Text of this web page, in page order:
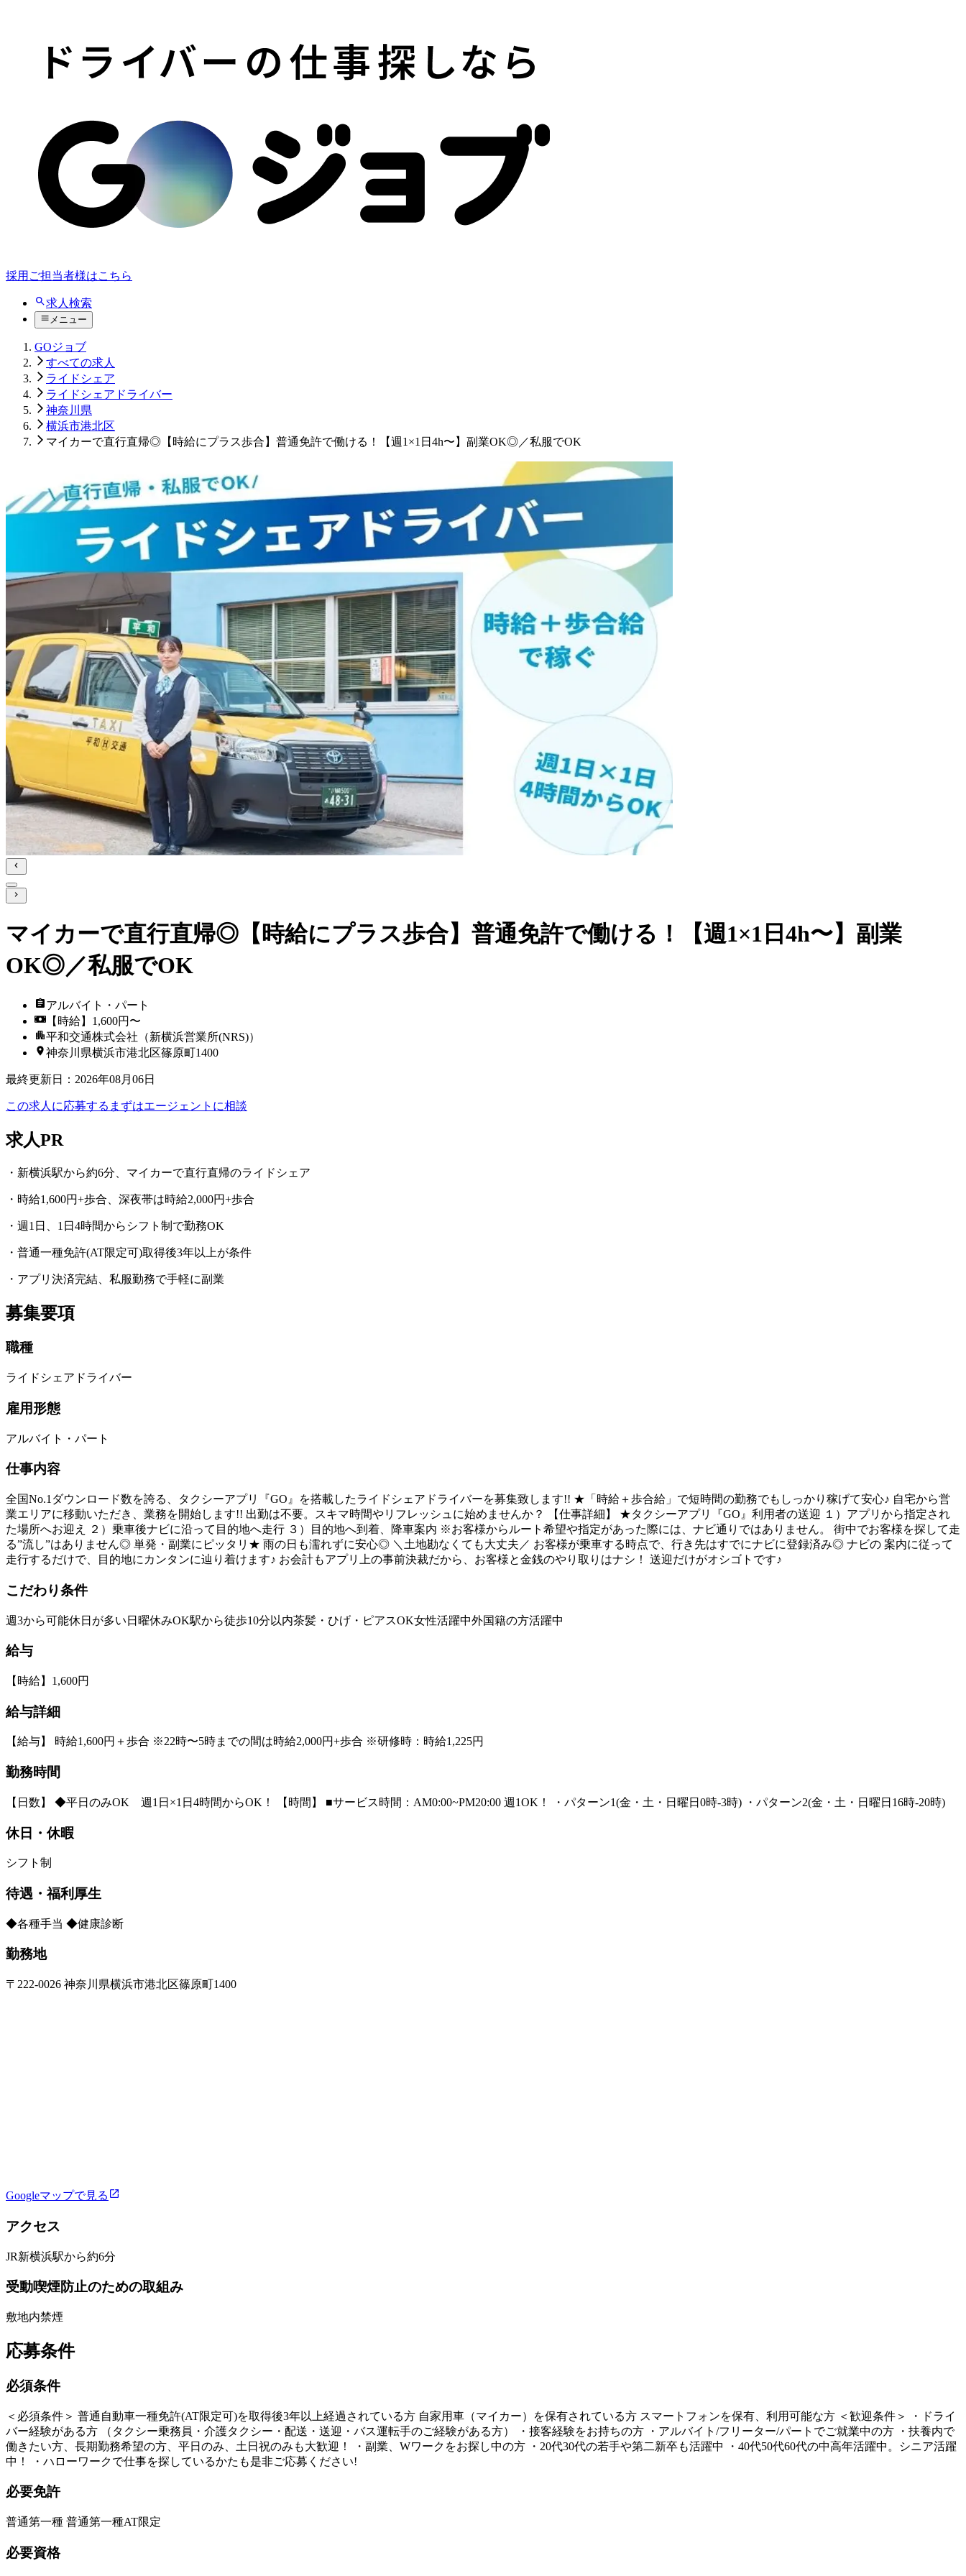
採用ご担当者様はこちら
求人検索
メニュー
GOジョブ
すべての求人
ライドシェア
ライドシェアドライバー
神奈川県
横浜市港北区
マイカーで直行直帰◎【時給にプラス歩合】普通免許で働ける！【週1×1日4h〜】副業OK◎／私服でOK
マイカーで直行直帰◎【時給にプラス歩合】普通免許で働ける！【週1×1日4h〜】副業
OK◎／私服でOK
アルバイト・パート
【時給】1,600円〜
平和交通株式会社（新横浜営業所(NRS)）
神奈川県横浜市港北区篠原町1400
最終更新日 ： 2026年08月06日
この求人に応募する まずはエージェントに相談
求人PR
・新横浜駅から約6分、マイカーで直行直帰のライドシェア
・時給1,600円+歩合、深夜帯は時給2,000円+歩合
・週1日、1日4時間からシフト制で勤務OK
・普通一種免許(AT限定可)取得後3年以上が条件
・アプリ決済完結、私服勤務で手軽に副業
募集要項
職種
ライドシェアドライバー
雇用形態
アルバイト・パート
仕事内容
全国No.1ダウンロード数を誇る、タクシーアプリ『GO』を搭載したライドシェアドライバーを募集致します!! ★「時給＋歩合給」で短時間の勤務でもしっかり稼げて安心♪ 自宅から営
業エリアに移動いただき、業務を開始します!! 出勤は不要。スキマ時間やリフレッシュに始めませんか？ 【仕事詳細】 ★タクシーアプリ『GO』利用者の送迎 １）アプリから指定され
た場所へお迎え ２）乗車後ナビに沿って目的地へ走行 ３）目的地へ到着、降車案内 ※お客様からルート希望や指定があった際には、ナビ通りではありません。 街中でお客様を探して走
る”流し”はありません◎ 単発・副業にピッタリ★ 雨の日も濡れずに安心◎ ＼土地勘なくても大丈夫／ お客様が乗車する時点で、行き先はすでにナビに登録済み◎ ナビの 案内に従って
走行するだけで、目的地にカンタンに辿り着けます♪ お会計もアプリ上の事前決裁だから、お客様と金銭のやり取りはナシ！ 送迎だけがオシゴトです♪
こだわり条件
週3から可能休日が多い 日曜休みOK駅から徒歩10分以内茶髪・ひげ・ピアスOK女性活躍中外国籍の方活躍中
給与
【時給】1,600円
給与詳細
【給与】 時給1,600円＋歩合 ※22時〜5時までの間は時給2,000円+歩合 ※研修時：時給1,225円
勤務時間
【日数】 ◆平日のみOK 週1日×1日4時間からOK！ 【時間】 ■サービス時間：AM0:00~PM20:00 週1OK！ ・パターン1(金・土・日曜日0時-3時) ・パターン2(金・土・日曜日16時-20時)
休日・休暇
シフト制
待遇・福利厚生
◆各種手当 ◆健康診断
勤務地
〒222-0026 神奈川県横浜市港北区篠原町1400
Googleマップで見る
アクセス
JR新横浜駅から約6分
受動喫煙防止のための取組み
敷地内禁煙
応募条件
必須条件
＜必須条件＞ 普通自動車一種免許(AT限定可)を取得後3年以上経過されている方 自家用車（マイカー）を保有されている方 スマートフォンを保有、利用可能な方 ＜歓迎条件＞ ・ドライ
バー経験がある方 （タクシー乗務員・介護タクシー・配送・送迎・バス運転手のご経験がある方） ・接客経験をお持ちの方 ・アルバイト/フリーター/パートでご就業中の方 ・扶養内で
働きたい方、長期勤務希望の方、平日のみ、土日祝のみも大歓迎！ ・副業、Wワークをお探し中の方 ・20代30代の若手や第二新卒も活躍中 ・40代50代60代の中高年活躍中。シニア活躍
中！ ・ハローワークで仕事を探しているかたも是非ご応募ください!
必要免許
普通第一種 普通第一種AT限定
必要資格